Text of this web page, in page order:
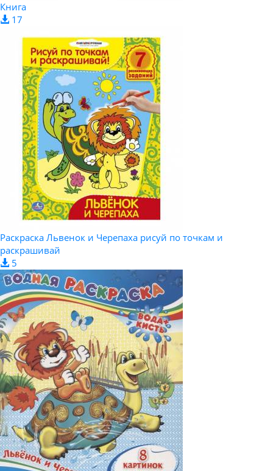
Книга
17
Раскраска Львенок и Черепаха рисуй по точкам и
раскрашивай
5